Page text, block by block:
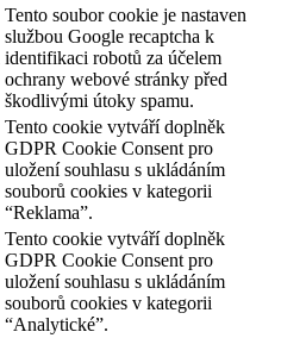
Tento soubor cookie je nastaven
službou Google recaptcha k
identifikaci robotů za účelem
ochrany webové stránky před
škodlivými útoky spamu.
Tento cookie vytváří doplněk
GDPR Cookie Consent pro
uložení souhlasu s ukládáním
souborů cookies v kategorii
“Reklama”.
Tento cookie vytváří doplněk
GDPR Cookie Consent pro
uložení souhlasu s ukládáním
souborů cookies v kategorii
“Analytické”.